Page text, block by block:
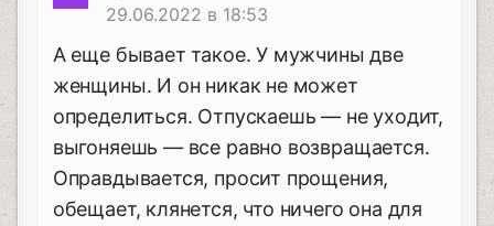
29.06.2022 в 18:53
А еще бывает такое. У мужчины две
женщины. И он никак не может
определиться. Отпускаешь — не уходит,
выгоняешь — все равно возвращается.
Оправдывается, просит прощения,
обещает, клянется, что ничего она для